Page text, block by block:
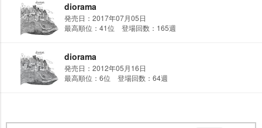
diorama
発売日：2017年07月05日
最高順位：41位 登場回数：165週
diorama
発売日：2012年05月16日
最高順位：6位 登場回数：64週